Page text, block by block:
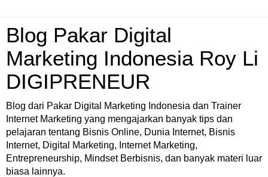
Blog Pakar Digital
Marketing Indonesia Roy Li
DIGIPRENEUR
Blog dari Pakar Digital Marketing Indonesia dan Trainer
Internet Marketing yang mengajarkan banyak tips dan
pelajaran tentang Bisnis Online, Dunia Internet, Bisnis
Internet, Digital Marketing, Internet Marketing,
Entrepreneurship, Mindset Berbisnis, dan banyak materi luar
biasa lainnya.